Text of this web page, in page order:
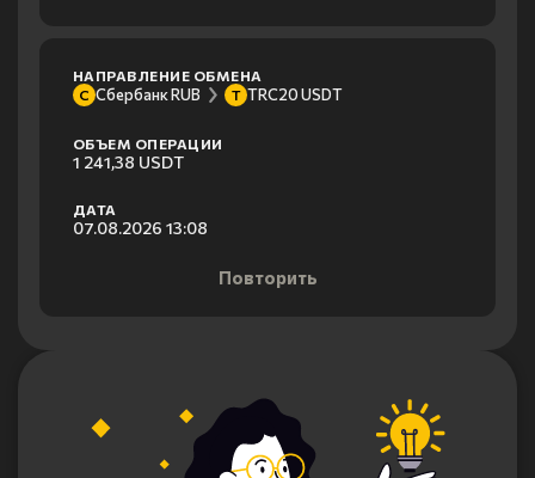
НАПРАВЛЕНИЕ ОБМЕНА
С Сбербанк RUB T TRC20 USDT
ОБЪЕМ ОПЕРАЦИИ
1 241,38 USDT
ДАТА
07.08.2026 13:08
Повторить